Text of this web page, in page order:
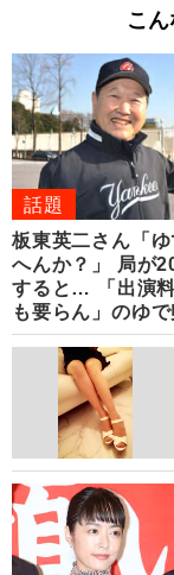
こ
話題
板東英二さん「ゆ
へんか？」 局が
すると… 「出演
も要らん」のゆ